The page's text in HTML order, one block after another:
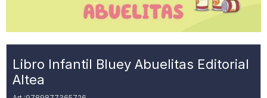
Libro Infantil Bluey Abuelitas Editorial
Altea